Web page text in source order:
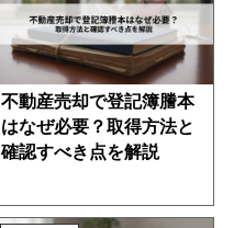
不動産売却で登記簿謄本
はなぜ必要？取得方法と
確認すべき点を解説